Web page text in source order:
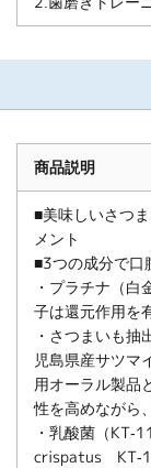
商品説明
■美味しいさつ
メント
■3つの成分で口
・プラチナ（
子は還元作用を
・さつまいも
児島県産サツマ
用オーラル製品
性を高めながら
・乳酸菌（KT-
crispatus KT-